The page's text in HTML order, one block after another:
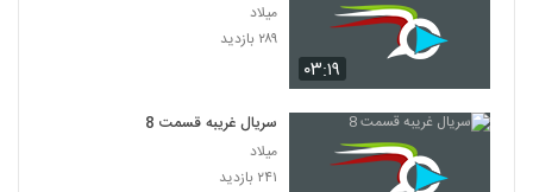
۰۳:۱۹
میلاد
۲۸۹ بازدید
سریال غریبه قسمت 8
میلاد
۲۴۱ بازدید